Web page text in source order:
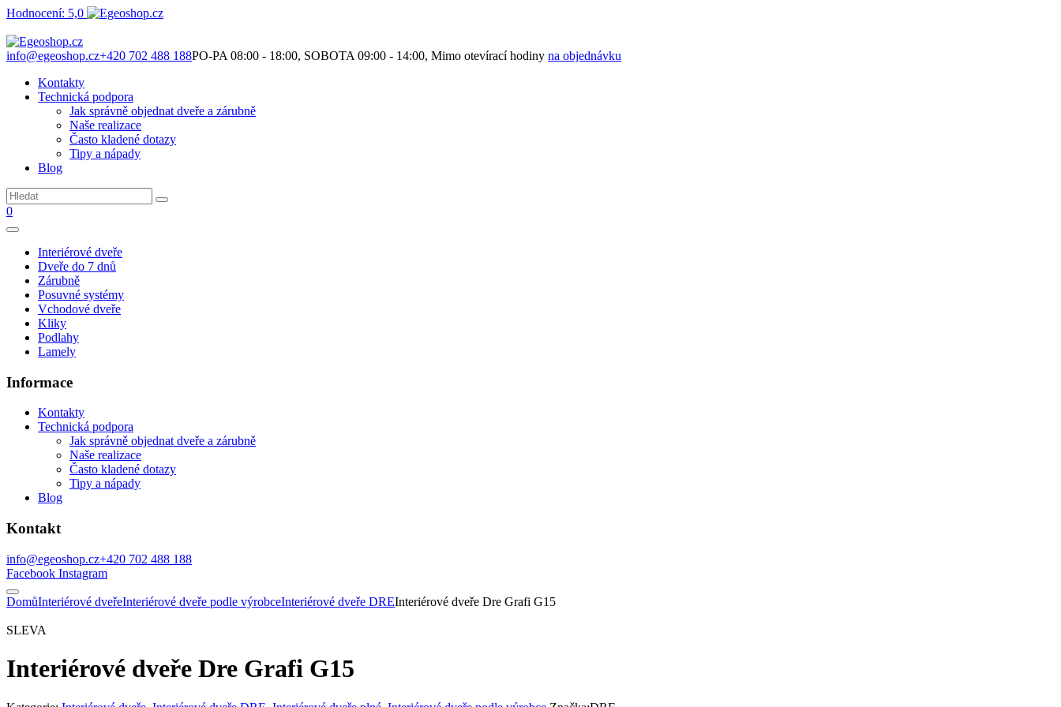
Hodnocení: 5,0
info@egeoshop.cz+420 702 488 188PO-PA 08:00 - 18:00, SOBOTA 09:00 - 14:00, Mimo otevírací hodiny na objednávku
Kontakty
Technická podpora
Jak správně objednat dveře a zárubně
Naše realizace
Často kladené dotazy
Tipy a nápady
Blog
0
Interiérové dveře
Dveře do 7 dnů
Zárubně
Posuvné systémy
Vchodové dveře
Kliky
Podlahy
Lamely
Informace
Kontakty
Technická podpora
Jak správně objednat dveře a zárubně
Naše realizace
Často kladené dotazy
Tipy a nápady
Blog
Kontakt
info@egeoshop.cz+420 702 488 188
Facebook Instagram
DomůInteriérové dveřeInteriérové dveře podle výrobceInteriérové dveře DREInteriérové dveře Dre Grafi G15
SLEVA
Interiérové dveře Dre Grafi G15